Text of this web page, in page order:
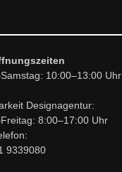
10:00–13:00 Uhr
Designagentur:
8:00–17:00 Uhr
9339080